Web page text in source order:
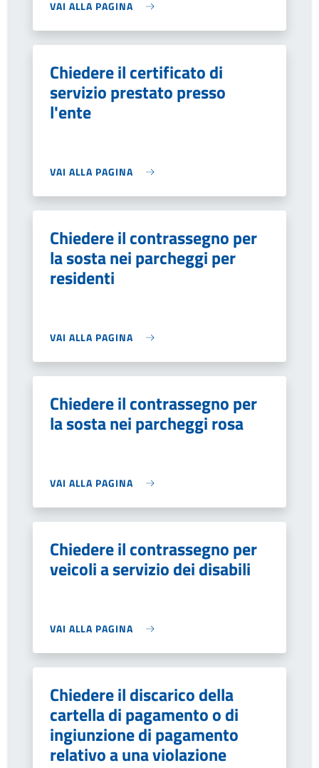
VAI ALLA PAGINA
Chiedere il certificato di
servizio prestato presso
l'ente
VAI ALLA PAGINA
Chiedere il contrassegno per
la sosta nei parcheggi per
residenti
VAI ALLA PAGINA
Chiedere il contrassegno per
la sosta nei parcheggi rosa
VAI ALLA PAGINA
Chiedere il contrassegno per
veicoli a servizio dei disabili
VAI ALLA PAGINA
Chiedere il discarico della
cartella di pagamento o di
ingiunzione di pagamento
relativo a una violazione